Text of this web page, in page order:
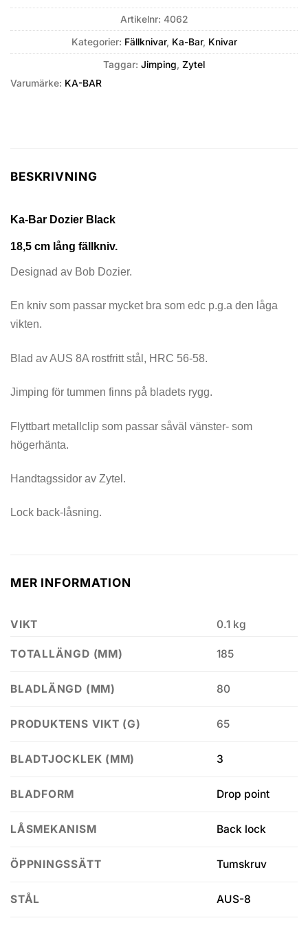
Artikelnr: 4062
Kategorier: Fällknivar, Ka-Bar, Knivar
Taggar: Jimping Zytel
Varumärke: KA-BAR
BESKRIVNING
Ka-Bar Dozier Black
18,5 cm lång fällkniv.
Designad av Bob Dozier.
En kniv som passar mycket bra som edc p.g.a den låga
vikten.
Blad av AUS 8A rostfritt stål, HRC 56-58.
Jimping för tummen finns på bladets rygg.
Flyttbart metallclip som passar såväl vänster- som
högerhänta.
Handtagssidor av Zytel.
Lock back-låsning.
MER INFORMATION
VIKT 0.1 kg
TOTALLÄNGD (MM) 185
BLADLÄNGD (MM) 80
PRODUKTENS VIKT (G) 65
BLADTJOCKLEK (MM) 3
BLADFORM Drop point
LÅSMEKANISM Back lock
ÖPPNINGSSÄTT Tumskruv
STÅL AUS-8